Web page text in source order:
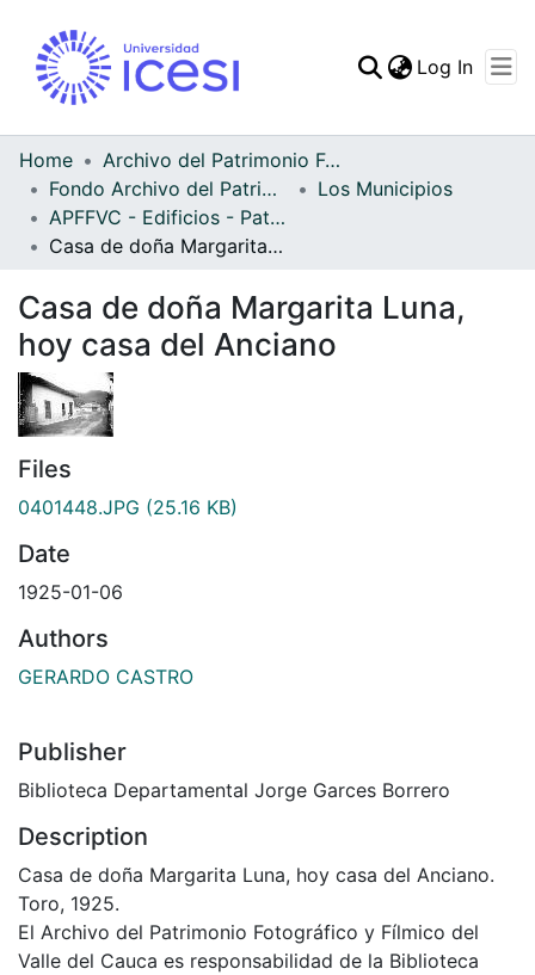
Statistics
Log In
Home
Archivo del Patrimonio Fotográfico y Fílmico del Valle del Cauca
Fondo Archivo del Patrimonio Fotográfico y Fílmico del Valle del Cauca
Los Municipios
APFFVC - Edificios - Patrimonial
Casa de doña Margarita Luna, hoy casa del Anciano
Casa de doña Margarita Luna,
hoy casa del Anciano
Files
0401448.JPG (25.16 KB)
Date
1925-01-06
Authors
GERARDO CASTRO
Publisher
Biblioteca Departamental Jorge Garces Borrero
Description
Casa de doña Margarita Luna, hoy casa del Anciano.
Toro, 1925.
El Archivo del Patrimonio Fotográfico y Fílmico del
Valle del Cauca es responsabilidad de la Biblioteca